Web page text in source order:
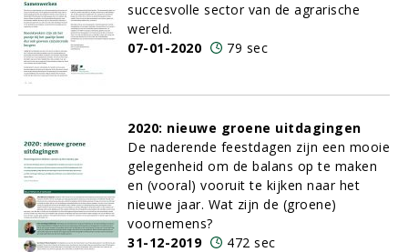
succesvolle sector van de agrarische
wereld.
07-01-2020
79 sec
2020: nieuwe groene uitdagingen
De naderende feestdagen zijn een mooie
gelegenheid om de balans op te maken
en (vooral) vooruit te kijken naar het
nieuwe jaar. Wat zijn de (groene)
voornemens?
31-12-2019
472 sec